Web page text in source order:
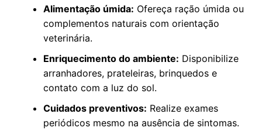
Alimentação úmida: Ofereça ração úmida ou
complementos naturais com orientação
veterinária.
Enriquecimento do ambiente: Disponibilize
arranhadores, prateleiras, brinquedos e
contato com a luz do sol.
Cuidados preventivos: Realize exames
periódicos mesmo na ausência de sintomas.